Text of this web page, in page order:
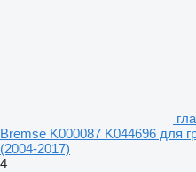
Bremse K000087 K044696 для
(2004-2017)
4